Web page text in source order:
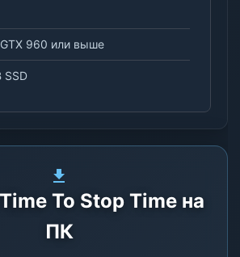
960 или выше
SSD
To Stop Time на
ПК